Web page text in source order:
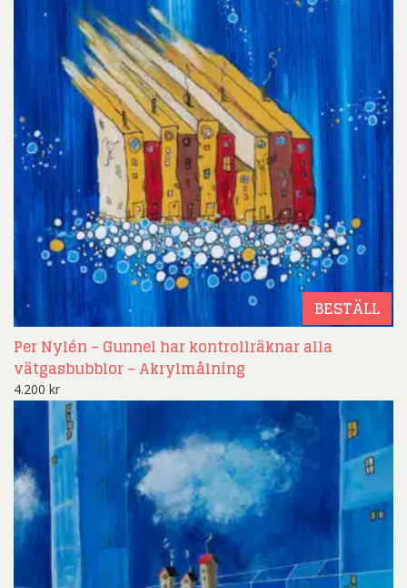
BESTÄLL
Per Nylén – Gunnel har kontrollräknar alla
vätgasbubblor – Akrylmålning
4.200 kr